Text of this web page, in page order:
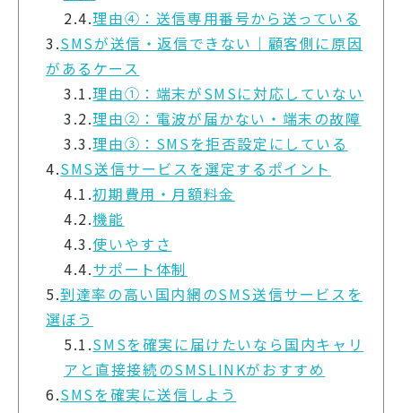
2.4.理由④：送信専用番号から送っている
3.SMSが送信・返信できない｜顧客側に原因
があるケース
3.1.理由①：端末がSMSに対応していない
3.2.理由②：電波が届かない・端末の故障
3.3.理由③：SMSを拒否設定にしている
4.SMS送信サービスを選定するポイント
4.1.初期費用・月額料金
4.2.機能
4.3.使いやすさ
4.4.サポート体制
5.到達率の高い国内網のSMS送信サービスを
選ぼう
5.1.SMSを確実に届けたいなら国内キャリ
アと直接接続のSMSLINKがおすすめ
6.SMSを確実に送信しよう